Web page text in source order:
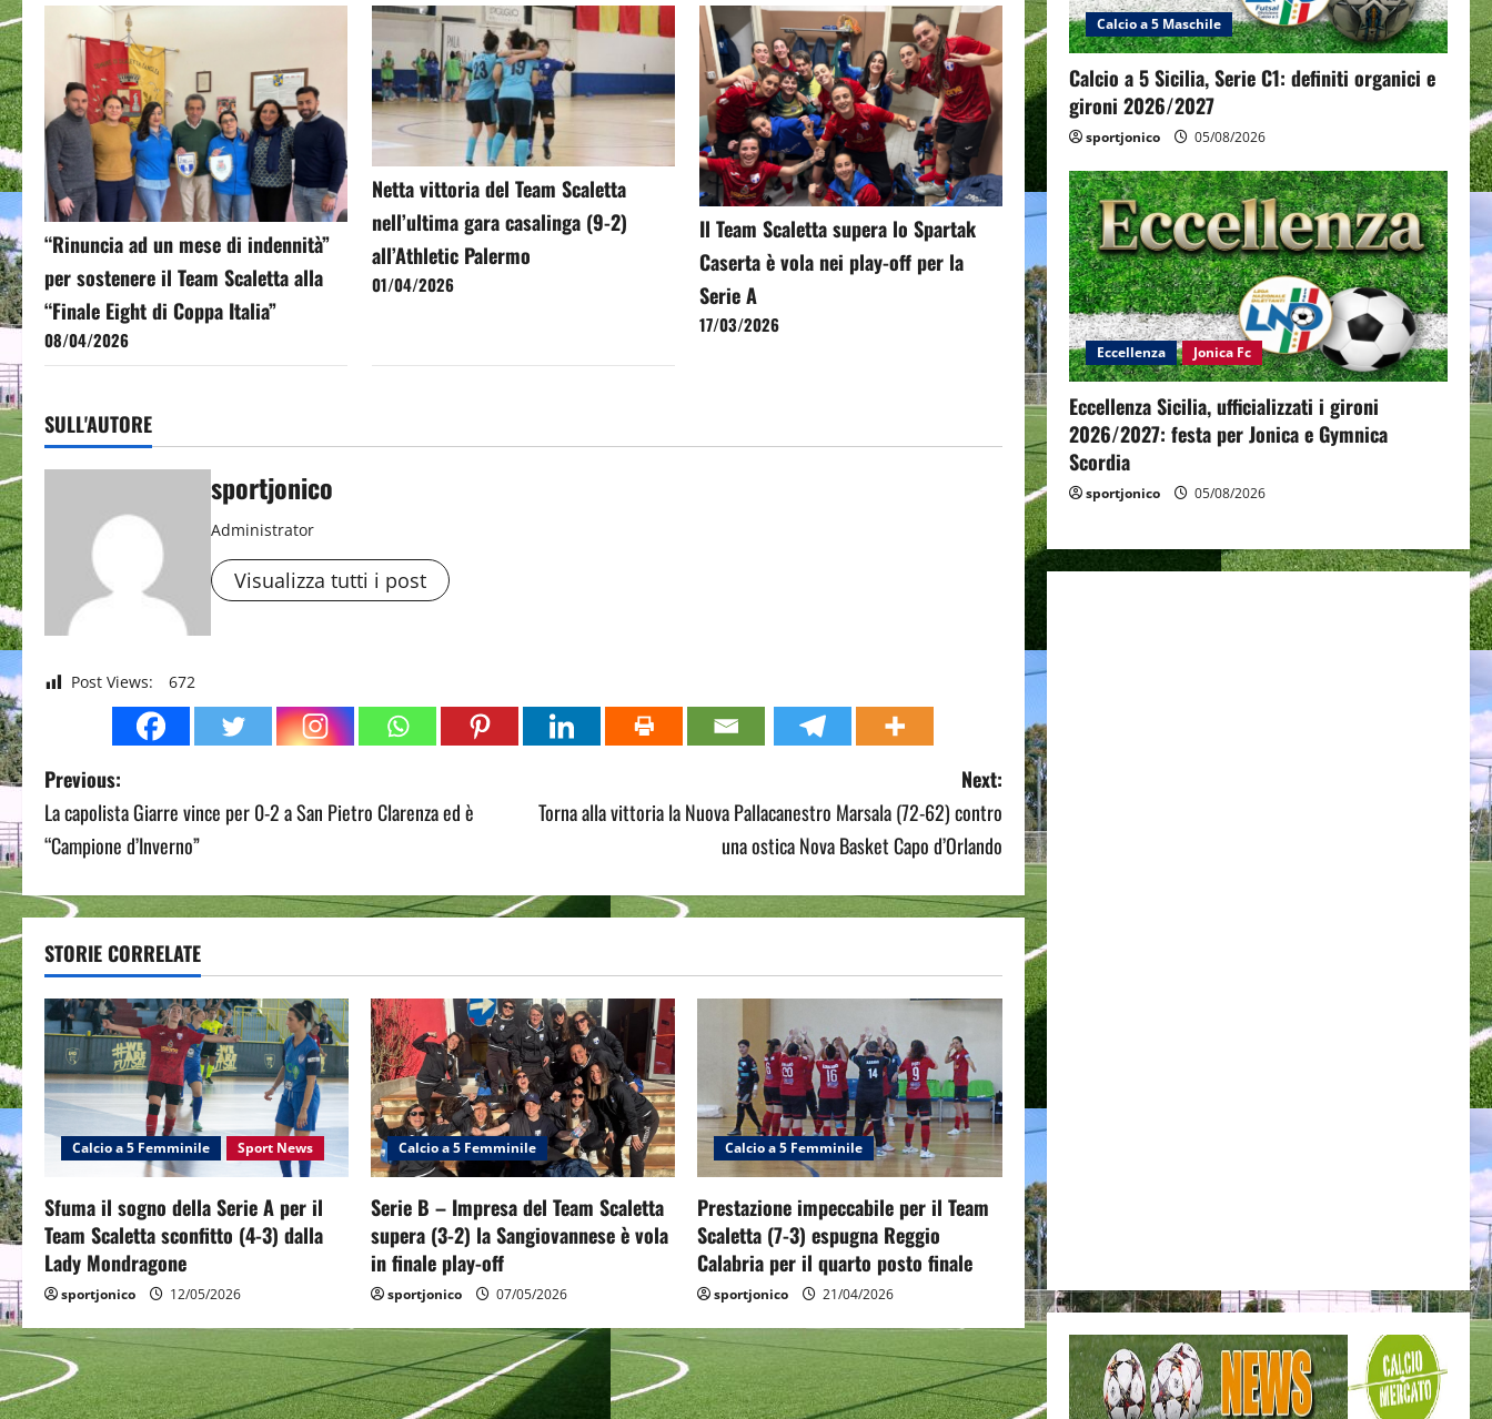
“Rinuncia ad un mese di indennità”
per sostenere il Team Scaletta alla
“Finale Eight di Coppa Italia”
08/04/2026
Netta vittoria del Team Scaletta
nell’ultima gara casalinga (9-2)
all’Athletic Palermo
01/04/2026
Il Team Scaletta supera lo Spartak
Caserta è vola nei play-off per la
Serie A
17/03/2026
SULL'AUTORE
sportjonico
Administrator
Visualizza tutti i post
Post Views: 672
P
o
t
n
a
v
i
a
t
i
o
n
Previous:
La capolista Giarre vince per 0-2 a San Pietro Clarenza ed è
“Campione d’Inverno”
Next:
Torna alla vittoria la Nuova Pallacanestro Marsala (72-62) contro
una ostica Nova Basket Capo d’Orlando
STORIE CORRELATE
Calcio a 5 Femminile Sport News
Sfuma il sogno della Serie A per il
Team Scaletta sconfitto (4-3) dalla
Lady Mondragone
sportjonico 12/05/2026
Calcio a 5 Femminile
Serie B – Impresa del Team Scaletta
supera (3-2) la Sangiovannese è vola
in finale play-off
sportjonico 07/05/2026
Calcio a 5 Femminile
Prestazione impeccabile per il Team
Scaletta (7-3) espugna Reggio
Calabria per il quarto posto finale
sportjonico 21/04/2026
Calcio a 5 Maschile
Calcio a 5 Sicilia, Serie C1: definiti organici e
gironi 2026/2027
sportjonico 05/08/2026
Eccellenza Jonica Fc
Eccellenza Sicilia, ufficializzati i gironi
2026/2027: festa per Jonica e Gymnica
Scordia
sportjonico 05/08/2026